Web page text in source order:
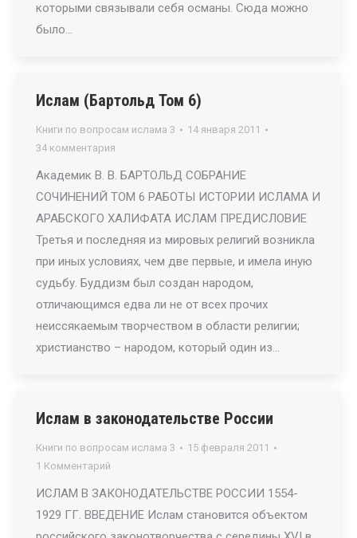
которыми связывали себя османы. Сюда можно
было…
Ислам (Бартольд Том 6)
Книги по вопросам ислама 3
14 января 2011
34 комментария
Академик В. В. БАРТОЛЬД СОБРАНИЕ
СОЧИНЕНИЙ ТОМ 6 РАБОТЫ ИСТОРИИ ИСЛАМА И
АРАБСКОГО ХАЛИФАТА ИСЛАМ ПРЕДИСЛОВИЕ
Третья и последняя из мировых религий возникла
при иных условиях, чем две первые, и имела иную
судьбу. Буддизм был создан народом,
отличающимся едва ли не от всех прочих
неиссякаемым творчеством в области религии;
христианство – народом, который один из…
Ислам в законодательстве России
Книги по вопросам ислама 3
15 февраля 2011
1 Комментарий
ИСЛАМ В ЗАКОНОДАТЕЛЬСТВЕ РОССИИ 1554-
1929 ГГ. ВВЕДЕНИЕ Ислам становится объектом